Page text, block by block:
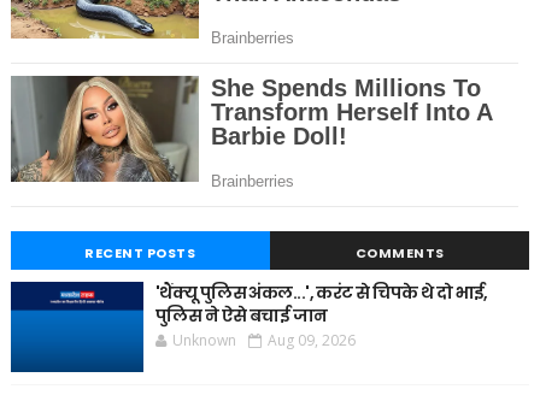
RECENT POSTS COMMENTS
'थैंक्यू पुलिस अंकल...', करंट से चिपके थे दो भाई,
पुलिस ने ऐसे बचाई जान
Unknown Aug 09, 2026